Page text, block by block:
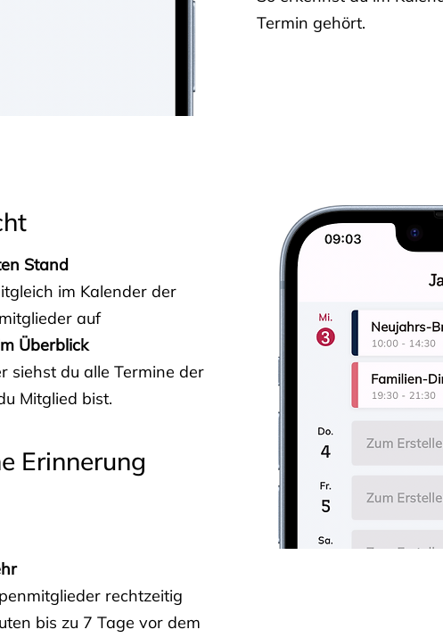
Termin gehört.
Stand
im Kalender der
auf
Überblick
siehst du alle Termine der
Mitglied bist.
Erinnerung
rechtzeitig
bis zu 7 Tage vor dem